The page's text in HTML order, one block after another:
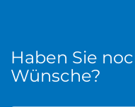
Haben Sie
Wünsche?